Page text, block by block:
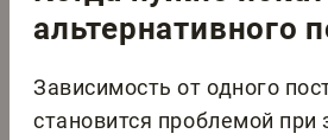
альтернативного
Зависимость от одного
становится проблемой при